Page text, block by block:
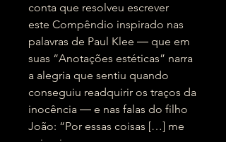
conta que resolveu escrever
este Compêndio inspirado nas
palavras de Paul Klee ― que em
suas “Anotações estéticas” narra
a alegria que sentiu quando
conseguiu readquirir os traços da
inocência ― e nas falas do filho
João: “Por essas coisas […] me